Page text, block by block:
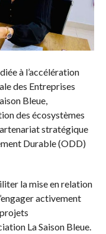
à l’accélération
des Entreprises
Bleue,
des écosystèmes
stratégique
Durable (ODD)
la mise en relation
activement
La Saison Bleue.